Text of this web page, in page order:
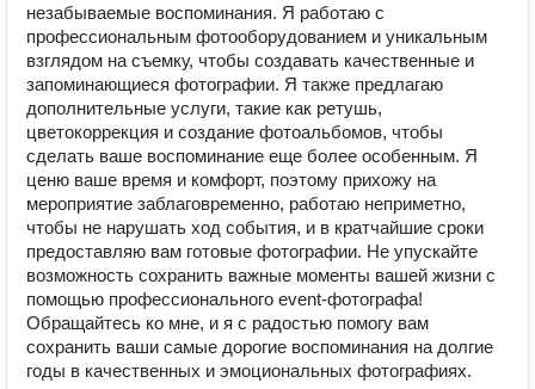
незабываемые воспоминания. Я работаю с
профессиональным фотооборудованием и уникальным
взглядом на съемку, чтобы создавать качественные и
запоминающиеся фотографии. Я также предлагаю
дополнительные услуги, такие как ретушь,
цветокоррекция и создание фотоальбомов, чтобы
сделать ваше воспоминание еще более особенным. Я
ценю ваше время и комфорт, поэтому прихожу на
мероприятие заблаговременно, работаю неприметно,
чтобы не нарушать ход события, и в кратчайшие сроки
предоставляю вам готовые фотографии. Не упускайте
возможность сохранить важные моменты вашей жизни с
помощью профессионального event-фотографа!
Обращайтесь ко мне, и я с радостью помогу вам
сохранить ваши самые дорогие воспоминания на долгие
годы в качественных и эмоциональных фотографиях.